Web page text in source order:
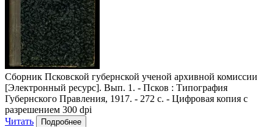
Сборник Псковской губернской ученой архивной комиссии
[Электронный ресурс]. Вып. 1. - Псков : Типография
Губернского Правления, 1917. - 272 с. - Цифровая копия с
разрешением 300 dpi
Читать
Подробнее